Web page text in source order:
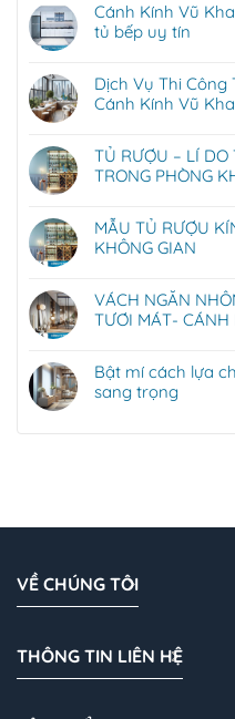
Cánh Kính Vũ
tủ bếp uy tín
Dịch Vụ Thi Công
Cánh Kính Vũ
TỦ RƯỢU – LÍ DO
TRONG PHÒNG
MẪU TỦ RƯỢU
KHÔNG GIAN
VÁCH NGĂN
TƯƠI MÁT-
Bật mí cách lựa
sang trọng
VỀ CHÚNG TÔI
THÔNG TIN LIÊN HỆ